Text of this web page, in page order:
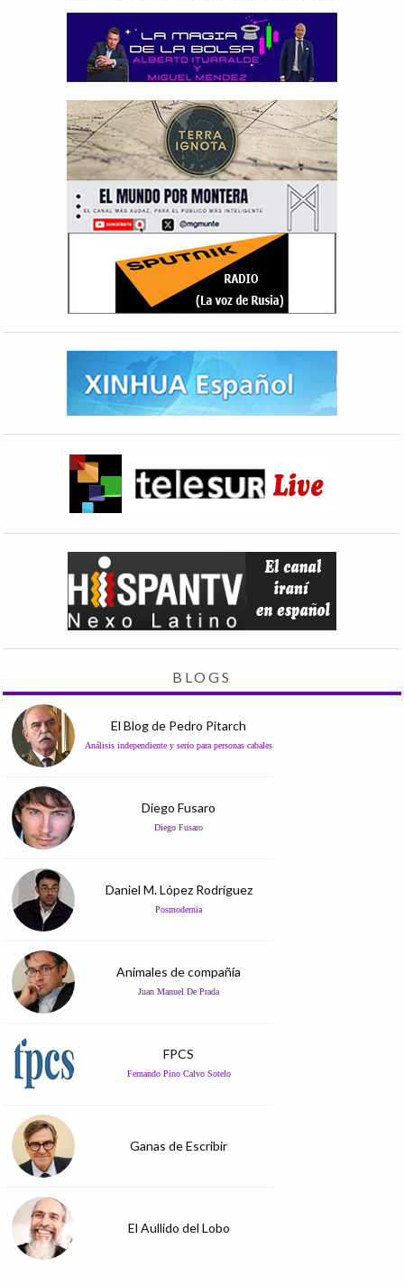
BLOGS
El Blog de Pedro Pitarch
Análisis independiente y serio para personas cabales
Diego Fusaro
Diego Fusaro
Daniel M. López Rodríguez
Posmodernia
Animales de compañía
Juan Manuel De Prada
FPCS
Fernando Pino Calvo Sotelo
Ganas de Escribir
El Aullido del Lobo